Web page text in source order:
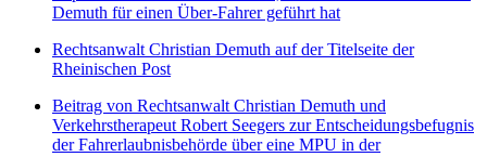
Demuth für einen Über-Fahrer geführt hat
Rechtsanwalt Christian Demuth auf der Titelseite der
Rheinischen Post
Beitrag von Rechtsanwalt Christian Demuth und
Verkehrstherapeut Robert Seegers zur Entscheidungsbefugnis
der Fahrerlaubnisbehörde über eine MPU in der